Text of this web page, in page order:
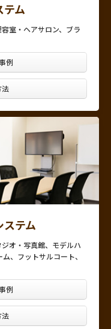
テム
室・ヘアサロン、ブラ
例
法
ステム
オ・写真館、モデルハ
、フットサルコート、
例
法